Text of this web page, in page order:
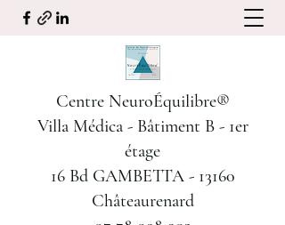
Centre NeuroÉquilibre®
Villa Médica - Bâtiment B - 1er
étage
16 Bd GAMBETTA - 13160
Châteaurenard